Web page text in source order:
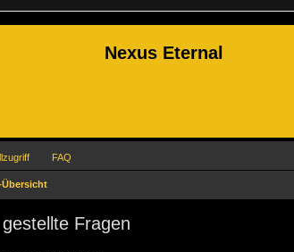
Nexus Eternal
FAQ
Übersicht
Fragen